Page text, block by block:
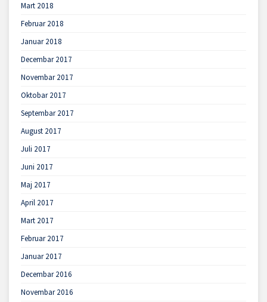
Mart 2018
Februar 2018
Januar 2018
Decembar 2017
Novembar 2017
Oktobar 2017
Septembar 2017
August 2017
Juli 2017
Juni 2017
Maj 2017
April 2017
Mart 2017
Februar 2017
Januar 2017
Decembar 2016
Novembar 2016